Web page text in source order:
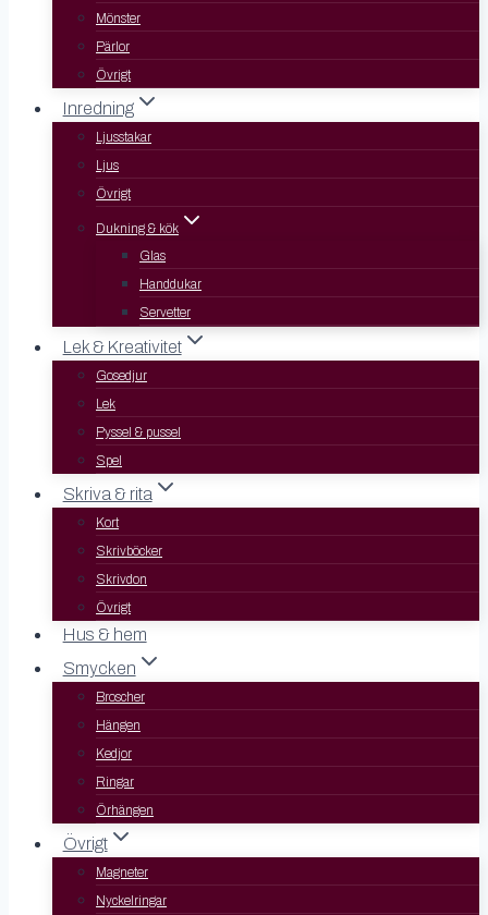
Mönster
Pärlor
Övrigt
Inredning
Ljusstakar
Ljus
Övrigt
Dukning & kök
Glas
Handdukar
Servetter
Lek & Kreativitet
Gosedjur
Lek
Pyssel & pussel
Spel
Skriva & rita
Kort
Skrivböcker
Skrivdon
Övrigt
Hus & hem
Smycken
Broscher
Hängen
Kedjor
Ringar
Örhängen
Övrigt
Magneter
Nyckelringar